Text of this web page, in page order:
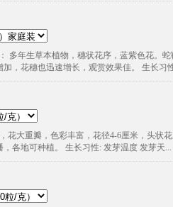
多年生草本植物，穗状花序，蓝紫色花。
，花穗也迅速增长，观赏效果佳。 生长习
花大重瓣，色彩丰富，花径4-6厘米，头状
各地可种植。 生长习性: 发芽温度 发芽天...